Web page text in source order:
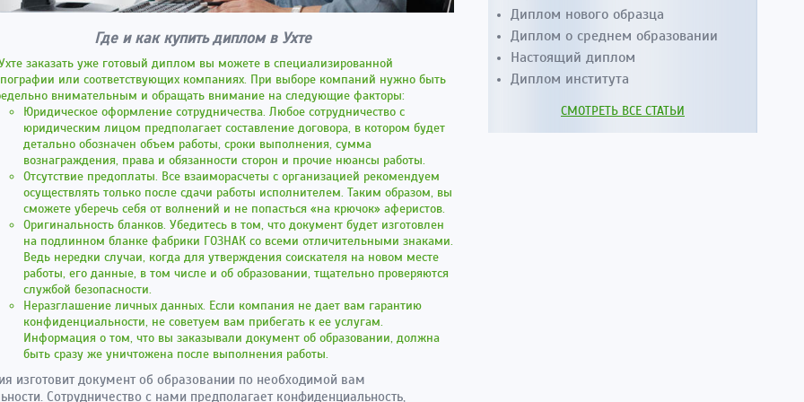
Где и как купить диплом в Ухте
заказать уже готовый диплом вы можете в специализированной
или соответствующих компаниях. При выборе компаний нужно быть
внимательным и обращать внимание на следующие факторы:
Юридическое оформление сотрудничества. Любое сотрудничество с
юридическим лицом предполагает составление договора, в котором будет
детально обозначен объем работы, сроки выполнения, сумма
вознаграждения, права и обязанности сторон и прочие нюансы работы.
Отсутствие предоплаты. Все взаиморасчеты с организацией рекомендуем
осуществлять только после сдачи работы исполнителем. Таким образом, вы
сможете уберечь себя от волнений и не попасться «на крючок» аферистов.
Оригинальность бланков. Убедитесь в том, что документ будет изготовлен
на подлинном бланке фабрики ГОЗНАК со всеми отличительными знаками.
Ведь нередки случаи, когда для утверждения соискателя на новом месте
работы, его данные, в том числе и об образовании, тщательно проверяются
службой безопасности.
Неразглашение личных данных. Если компания не дает вам гарантию
конфиденциальности, не советуем вам прибегать к ее услугам.
Информация о том, что вы заказывали документ об образовании, должна
быть сразу же уничтожена после выполнения работы.
изготовит документ об образовании по необходимой вам
Сотрудничество с нами предполагает конфиденциальность,
Диплом нового образца
Диплом о среднем образовании
Настоящий диплом
Диплом института
СМОТРЕТЬ ВСЕ СТАТЬИ